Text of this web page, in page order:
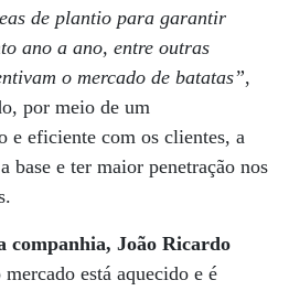
de plantio para garantir
ano a ano, entre outras
o mercado de batatas”,
por meio de um
e eficiente com os clientes, a
base e ter maior penetração nos
companhia, João Ricardo
está aquecido e é